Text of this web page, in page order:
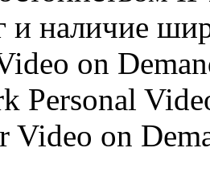
и наличие
on
Personal
Video on